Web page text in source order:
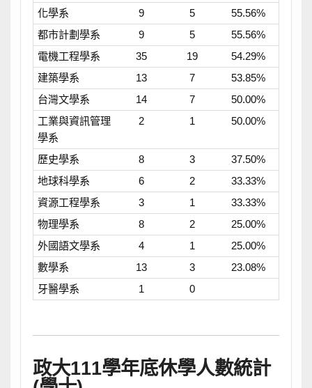
化學系
9 5
55.56%
都市計劃學系
9 5
55.56%
電機工程學系
35 19
54.29%
建築學系
13 7
53.85%
台灣文學系
14 7
50.00%
工業與資訊管理
學系
2 1 50.00%
歷史學系 8 3
37.50%
地球科學系
6 2
33.33%
資源工程學系
3 1
33.33%
物理學系
8 2
25.00%
外國語文學系
4 1
25.00%
數學系
13 3
23.08%
牙醫學系
1 0
政大111學年底休學人數統計